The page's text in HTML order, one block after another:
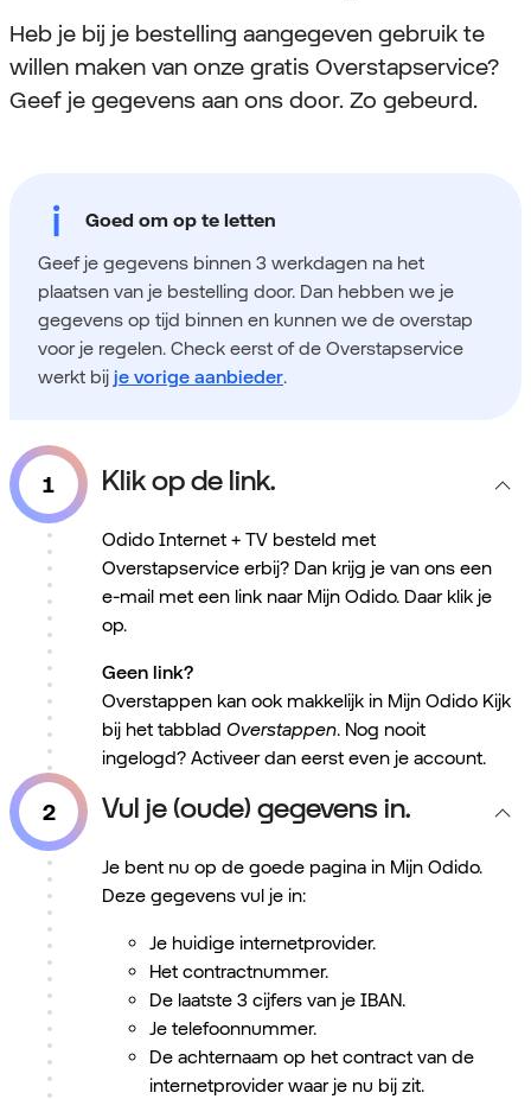
Heb je bij je bestelling aangegeven gebruik te
willen maken van onze gratis Overstapservice?
Geef je gegevens aan ons door. Zo gebeurd.
Goed om op te letten
Geef je gegevens binnen 3 werkdagen na het
plaatsen van je bestelling door. Dan hebben we je
gegevens op tijd binnen en kunnen we de overstap
voor je regelen. Check eerst of de Overstapservice
werkt bij je vorige aanbieder.
Klik op de link.
Odido Internet + TV besteld met
Overstapservice erbij? Dan krijg je van ons een
e-mail met een link naar Mijn Odido. Daar klik je
op.
Geen link?
Overstappen kan ook makkelijk in Mijn Odido Kijk
bij het tabblad Overstappen. Nog nooit
ingelogd? Activeer dan eerst even je account.
Vul je (oude) gegevens in.
Je bent nu op de goede pagina in Mijn Odido.
Deze gegevens vul je in:
Je huidige internetprovider.
Het contractnummer.
De laatste 3 cijfers van je IBAN.
Je telefoonnummer.
De achternaam op het contract van de
internetprovider waar je nu bij zit.